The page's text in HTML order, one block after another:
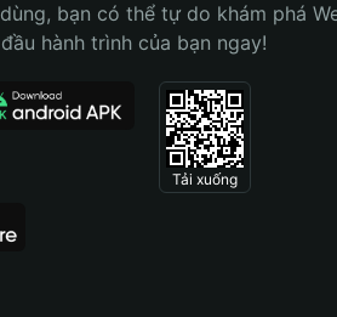
bạn có thể tự do khám phá
hành trình của bạn ngay!
Tải xuống